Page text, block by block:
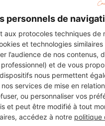
personnels de
aux protocoles techniques
et technologies
l’audience de nos
et de vous
nous permettent
services de mise en
ou personnaliser vos
et peut être modifié à tout
accédez à notre politique